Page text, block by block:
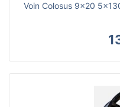
Voin Colosus 9x20